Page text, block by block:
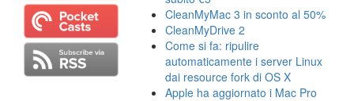
CleanMyMac 3 in sconto al 50%
CleanMyDrive 2
Come si fa: ripulire
automaticamente i server Linux
dai resource fork di OS X
Apple ha aggiornato i Mac Pro